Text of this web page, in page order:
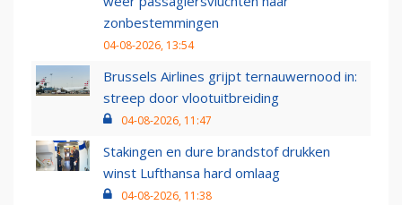
zonbestemmingen
04-08-2026, 13:54
Brussels Airlines grijpt ternauwernood in:
streep door vlootuitbreiding
04-08-2026, 11:47
Stakingen en dure brandstof drukken
winst Lufthansa hard omlaag
04-08-2026, 11:38